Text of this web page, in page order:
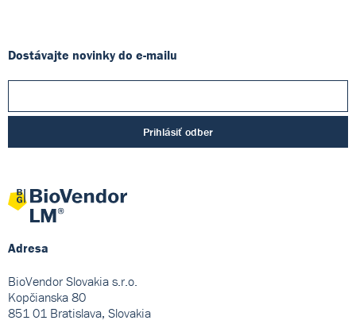
Dostávajte novinky do e-mailu
Prihlásiť odber
Adresa
BioVendor Slovakia s.r.o.
Kopčianska 80
851 01 Bratislava, Slovakia